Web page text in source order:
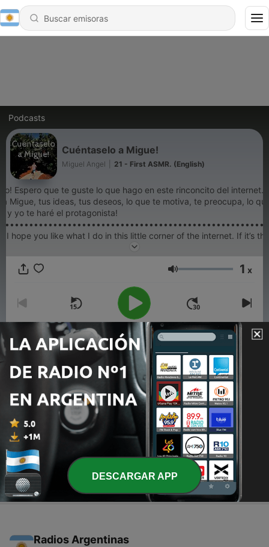
Podcasts
Cuéntaselo a Migue!
Miguel Angel 21 - First ASMR. (English)
Espero que te guste lo que hago en este rinconcito del internet.
a Migue, tus ideas, tus deseos, lo que te motiva, te preocupa, lo
y yo te haré el protagonista!
I hope you like what I do in this little corner of the internet. If it’s
your ideas, what you wish, the things that motivates you, worries
Volumen 1 x
00:00
Episodios
21 - First ASMR. (English)
17 nov. 2024
20
15 nov. 2020
Radios Argentinas
DESCARGAR APP